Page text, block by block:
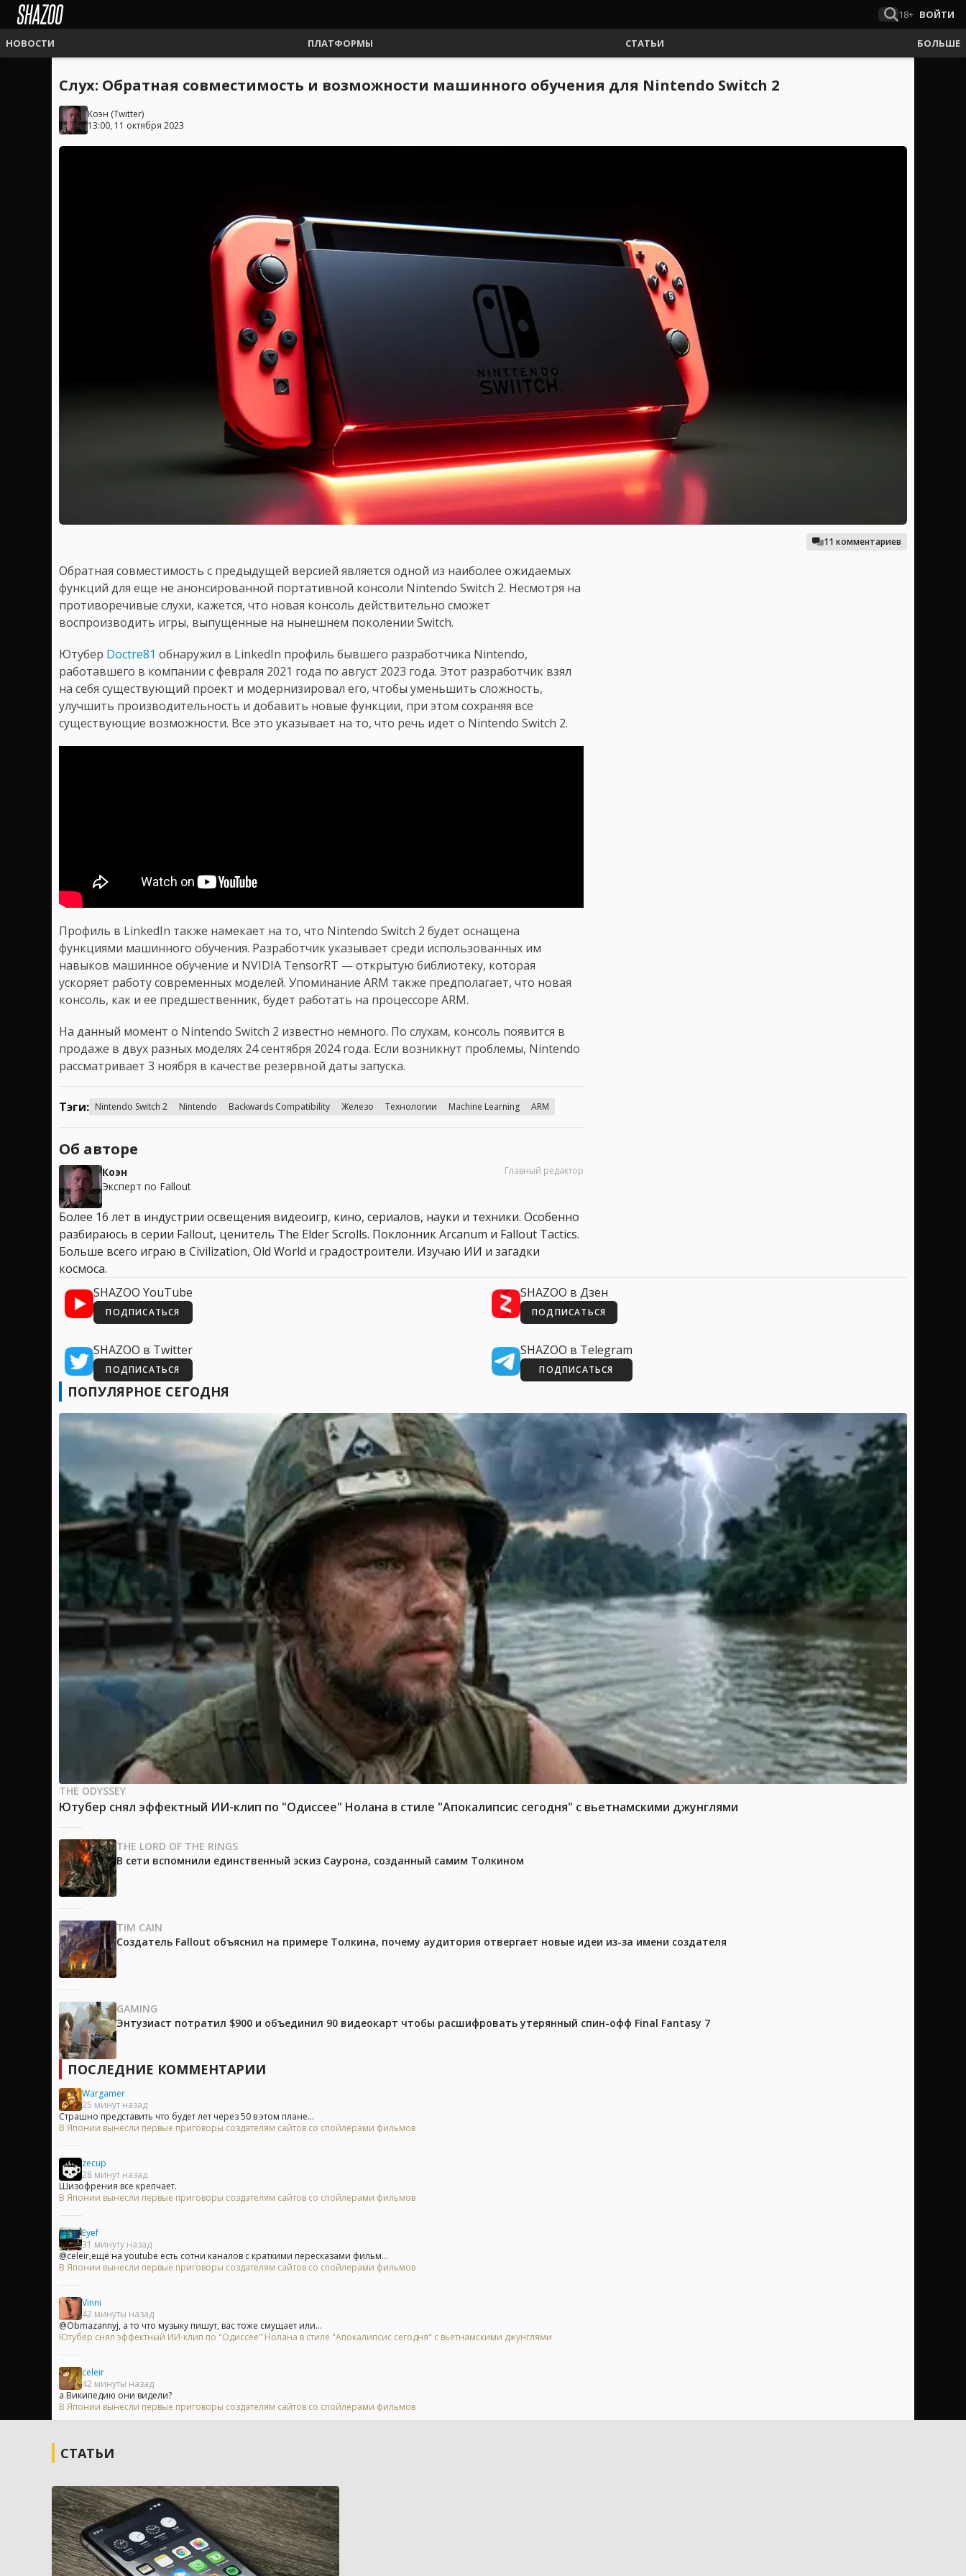
18+ ВОЙТИ
НОВОСТИ ПЛАТФОРМЫ СТАТЬИ БОЛЬШЕ
Слух: Обратная совместимость и возможности машинного обучения для Nintendo Switch 2
Коэн (Twitter)
13:00, 11 октября 2023
11 комментариев
Обратная совместимость с предыдущей версией является одной из наиболее ожидаемых
функций для еще не анонсированной портативной консоли Nintendo Switch 2. Несмотря на
противоречивые слухи, кажется, что новая консоль действительно сможет
воспроизводить игры, выпущенные на нынешнем поколении Switch.
Ютубер Doctre81 обнаружил в LinkedIn профиль бывшего разработчика Nintendo,
работавшего в компании с февраля 2021 года по август 2023 года. Этот разработчик взял
на себя существующий проект и модернизировал его, чтобы уменьшить сложность,
улучшить производительность и добавить новые функции, при этом сохраняя все
существующие возможности. Все это указывает на то, что речь идет о Nintendo Switch 2.
Профиль в LinkedIn также намекает на то, что Nintendo Switch 2 будет оснащена
функциями машинного обучения. Разработчик указывает среди использованных им
навыков машинное обучение и NVIDIA TensorRT — открытую библиотеку, которая
ускоряет работу современных моделей. Упоминание ARM также предполагает, что новая
консоль, как и ее предшественник, будет работать на процессоре ARM.
На данный момент о Nintendo Switch 2 известно немного. По слухам, консоль появится в
продаже в двух разных моделях 24 сентября 2024 года. Если возникнут проблемы, Nintendo
рассматривает 3 ноября в качестве резервной даты запуска.
Тэги: Nintendo Switch 2 Nintendo Backwards Compatibility Железо Технологии Machine Learning ARM
Об авторе
Коэн
Эксперт по Fallout
Главный редактор
Более 16 лет в индустрии освещения видеоигр, кино, сериалов, науки и техники. Особенно
разбираюсь в серии Fallout, ценитель The Elder Scrolls. Поклонник Arcanum и Fallout Tactics.
Больше всего играю в Civilization, Old World и градостроители. Изучаю ИИ и загадки
космоса.
SHAZOO YouTube
ПОДПИСАТЬСЯ
SHAZOO в Дзен
ПОДПИСАТЬСЯ
SHAZOO в Twitter
ПОДПИСАТЬСЯ
SHAZOO в Telegram
ПОДПИСАТЬСЯ
ПОПУЛЯРНОЕ СЕГОДНЯ
THE ODYSSEY
Ютубер снял эффектный ИИ-клип по "Одиссее" Нолана в стиле "Апокалипсис сегодня" с вьетнамскими джунглями
THE LORD OF THE RINGS
В сети вспомнили единственный эскиз Саурона, созданный самим Толкином
TIM CAIN
Создатель Fallout объяснил на примере Толкина, почему аудитория отвергает новые идеи из-за имени создателя
GAMING
Энтузиаст потратил $900 и объединил 90 видеокарт чтобы расшифровать утерянный спин-офф Final Fantasy 7
ПОСЛЕДНИЕ КОММЕНТАРИИ
Wargamer
25 минут назад
Страшно представить что будет лет через 50 в этом плане...
В Японии вынесли первые приговоры создателям сайтов со спойлерами фильмов
zecup
28 минут назад
Шизофрения все крепчает.
В Японии вынесли первые приговоры создателям сайтов со спойлерами фильмов
Eyef
31 минуту назад
@celeir,ещё на youtube есть сотни каналов с краткими пересказами фильм...
В Японии вынесли первые приговоры создателям сайтов со спойлерами фильмов
Vinni
42 минуты назад
@Obmazannyj, а то что музыку пишут, вас тоже смущает или...
Ютубер снял эффектный ИИ-клип по "Одиссее" Нолана в стиле "Апокалипсис сегодня" с вьетнамскими джунглями
celeir
42 минуты назад
а Википедию они видели?
В Японии вынесли первые приговоры создателям сайтов со спойлерами фильмов
СТАТЬИ